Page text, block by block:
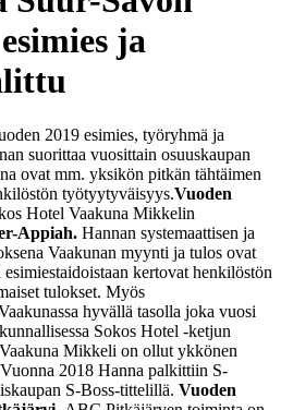
ja
2019 esimies, työryhmä ja
suorittaa vuosittain osuuskaupan
ovat mm. yksikön pitkän tähtäimen
työtyytyväisyys.Vuoden
Hotel Vaakuna Mikkelin
Appiah. Hannan systemaattisen ja
Vaakunan myynti ja tulos ovat
kertovat henkilöstön
tulokset. Myös
hyvällä tasolla joka vuosi
Sokos Hotel -ketjun
Mikkeli on ollut ykkönen
2018 Hanna palkittiin S-
S-Boss-tittelillä. Vuoden